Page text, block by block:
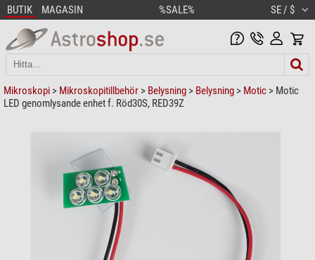
BUTIK MAGASIN %SALE% SE / $
Mikroskopi > Mikroskopitillbehör > Belysning > Belysning > Motic > Motic
LED genomlysande enhet f. Röd30S, RED39Z